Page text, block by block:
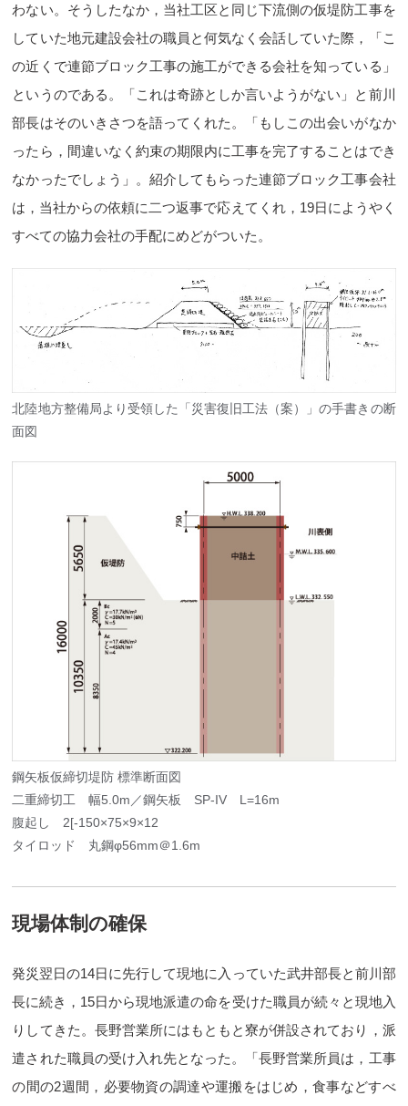
わない。そうしたなか，当社工区と同じ下流側の仮堤防工事を
していた地元建設会社の職員と何気なく会話していた際，「こ
の近くで連節ブロック工事の施工ができる会社を知っている」
というのである。「これは奇跡としか言いようがない」と前川
部長はそのいきさつを語ってくれた。「もしこの出会いがなか
ったら，間違いなく約束の期限内に工事を完了することはでき
なかったでしょう」。紹介してもらった連節ブロック工事会社
は，当社からの依頼に二つ返事で応えてくれ，19日にようやく
すべての協力会社の手配にめどがついた。
北陸地方整備局より受領した「災害復旧工法（案）」の手書きの断
面図
鋼矢板仮締切堤防 標準断面図
二重締切工 幅5.0m／鋼矢板 SP-IV L=16m
腹起し 2[-150×75×9×12
タイロッド 丸鋼φ56mm＠1.6m
現場体制の確保
発災翌日の14日に先行して現地に入っていた武井部長と前川部
長に続き，15日から現地派遣の命を受けた職員が続々と現地入
りしてきた。長野営業所にはもともと寮が併設されており，派
遣された職員の受け入れ先となった。「長野営業所員は，工事
の間の2週間，必要物資の調達や運搬をはじめ，食事などすべ